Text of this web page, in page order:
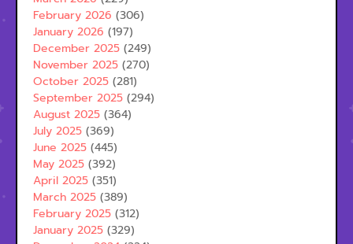
February 2026 (306)
January 2026 (197)
December 2025 (249)
November 2025 (270)
October 2025 (281)
September 2025 (294)
August 2025 (364)
July 2025 (369)
June 2025 (445)
May 2025 (392)
April 2025 (351)
March 2025 (389)
February 2025 (312)
January 2025 (329)